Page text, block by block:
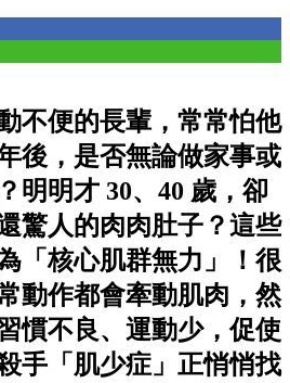
不便的長輩，常常怕他
後，是否無論做家事或
明明才 30、40 歲，卻
驚人的肉肉肚子？這些
「核心肌群無力」！很
動作都會牽動肌肉，然
慣不良、運動少，促使
手「肌少症」正悄悄找